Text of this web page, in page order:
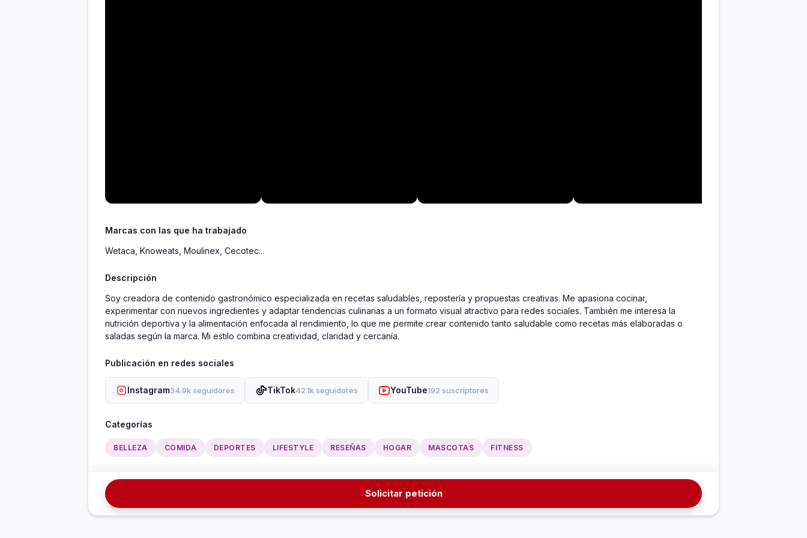
Marcas con las que ha trabajado
Wetaca, Knoweats, Moulinex, Cecotec...
Descripción
Soy creadora de contenido gastronómico especializada en recetas saludables, repostería y propuestas creativas. Me apasiona cocinar,
experimentar con nuevos ingredientes y adaptar tendencias culinarias a un formato visual atractivo para redes sociales. También me interesa la
nutrición deportiva y la alimentación enfocada al rendimiento, lo que me permite crear contenido tanto saludable como recetas más elaboradas o
saladas según la marca. Mi estilo combina creatividad, claridad y cercanía.
Publicación en redes sociales
Instagram34.9k seguidores TikTok42.1k seguidores YouTube192 suscriptores
Categorías
BELLEZA COMIDA DEPORTES LIFESTYLE RESEÑAS HOGAR MASCOTAS FITNESS
Solicitar petición